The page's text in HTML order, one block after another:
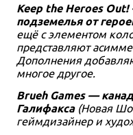
3 отзыва
Купить
Keep the Heroes
подземелья от
ещё с элементом
представляют
Дополнения
многое другое.
Brueh Games —
Галифакса(Новая
геймдизайнер и